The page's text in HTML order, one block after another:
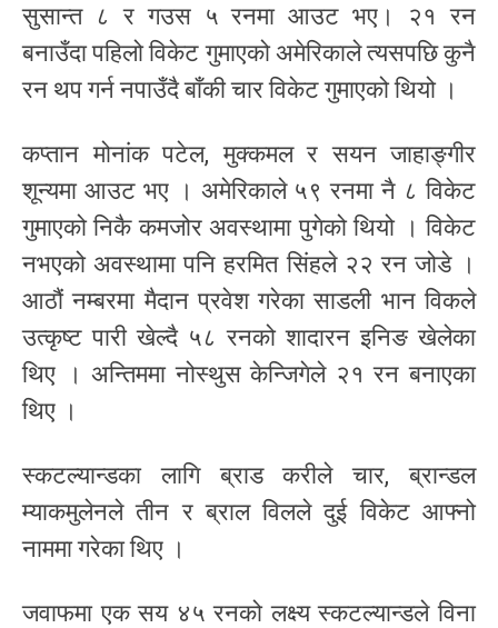
सुसान्त ८ र गउस ५ रनमा आउट भए। २१ रन
बनाउँदा पहिलो विकेट गुमाएको अमेरिकाले त्यसपछि कुनै
रन थप गर्न नपाउँदै बाँकी चार विकेट गुमाएको थियो ।
कप्तान मोनांक पटेल, मुक्कमल र सयन जाहाङ्गीर
शून्यमा आउट भए । अमेरिकाले ५९ रनमा नै ८ विकेट
गुमाएको निकै कमजोर अवस्थामा पुगेको थियो । विकेट
नभएको अवस्थामा पनि हरमित सिंहले २२ रन जोडे ।
आठौं नम्बरमा मैदान प्रवेश गरेका साडली भान विकले
उत्कृष्ट पारी खेल्दै ५८ रनको शादारन इनिङ खेलेका
थिए । अन्तिममा नोस्थुस केन्जिगेले २१ रन बनाएका
थिए ।
स्कटल्यान्डका लागि ब्राड करीले चार, ब्रान्डल
म्याकमुलेनले तीन र ब्राल विलले दुई विकेट आफ्नो
नाममा गरेका थिए ।
जवाफमा एक सय ४५ रनको लक्ष्य स्कटल्यान्डले विना